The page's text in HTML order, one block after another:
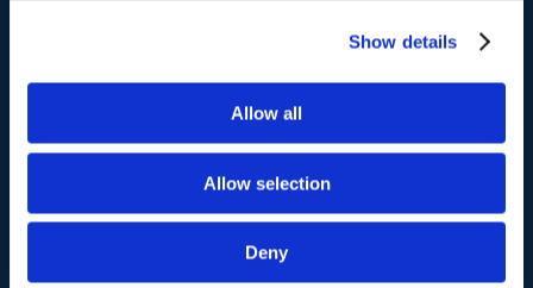
Show details
Allow all
Allow selection
Deny
pagina contatti